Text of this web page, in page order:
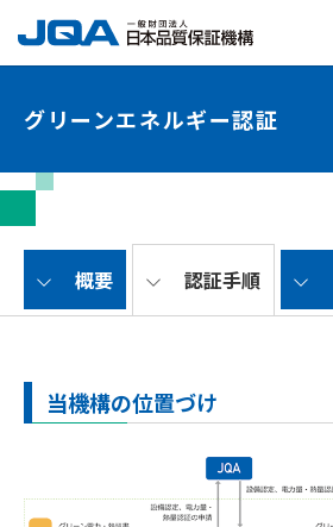
グリーンエネルギー認証
概要 認証手順
当機構の位置づけ